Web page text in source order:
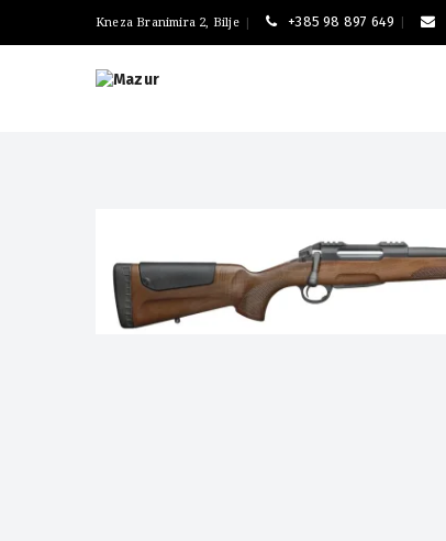
Kneza Branimira 2, Bilje +385 98 897 649